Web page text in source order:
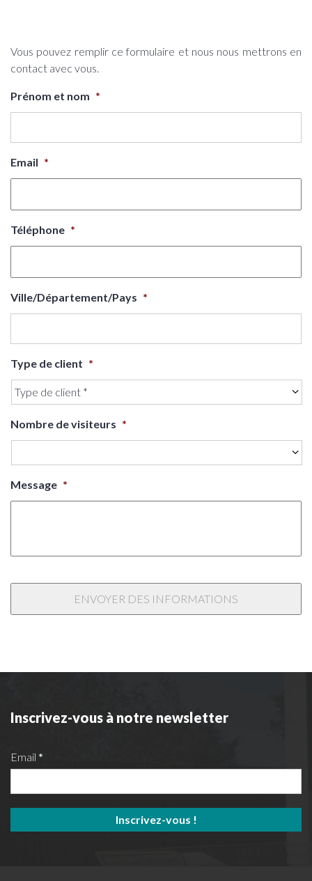
Vous pouvez remplir ce formulaire et nous nous mettrons en
contact avec vous.
Prénom et nom *
Email *
Téléphone *
Ville/Département/Pays *
Type de client *
Nombre de visiteurs *
Message *
Inscrivez-vous à notre newsletter
Email *